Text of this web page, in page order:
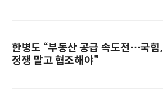
한병도 “부동산 공급 속도전…국힘,
정쟁 말고 협조해야”